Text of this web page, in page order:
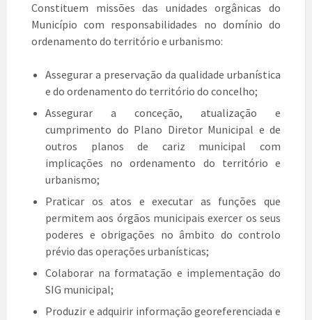
Constituem missões das unidades orgânicas do
Município com responsabilidades no domínio do
ordenamento do território e urbanismo:
Assegurar a preservação da qualidade urbanística
e do ordenamento do território do concelho;
Assegurar a conceção, atualização e
cumprimento do Plano Diretor Municipal e de
outros planos de cariz municipal com
implicações no ordenamento do território e
urbanismo;
Praticar os atos e executar as funções que
permitem aos órgãos municipais exercer os seus
poderes e obrigações no âmbito do controlo
prévio das operações urbanísticas;
Colaborar na formatação e implementação do
SIG municipal;
Produzir e adquirir informação georeferenciada e